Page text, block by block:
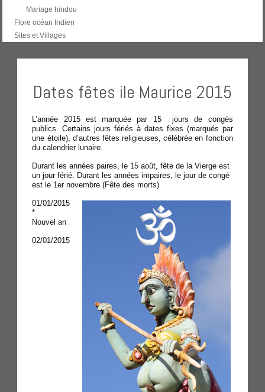
Mariage hindou
Flore océan Indien
Sites et Villages
Dates fêtes ile Maurice 2015
L’année 2015 est marquée par 15 jours de congés
publics. Certains jours fériés à dates fixes (marqués par
une étoile), d’autres fêtes religieuses, célébrée en fonction
du calendrier lunaire.
Durant les années paires, le 15 août, fête de la Vierge est
un jour férié. Durant les années impaires, le jour de congé
est le 1er novembre (Fête des morts)
01/01/2015
*
Nouvel an
02/01/2015